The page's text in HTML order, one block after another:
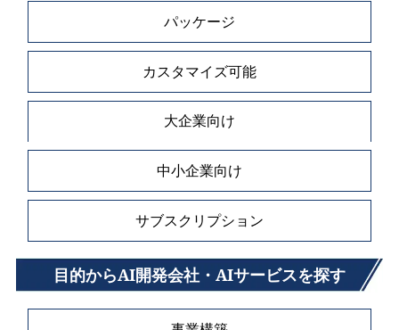
パッケージ
カスタマイズ可能
大企業向け
中小企業向け
サブスクリプション
目的からAI開発会社・AIサービスを探す